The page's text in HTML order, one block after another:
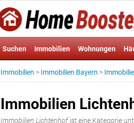
Suchen Immobilien Wohnungen
Immobilien > Immobilien Bayern >
Immobilien
Immobilien Lichtenhofist eine Kategorie